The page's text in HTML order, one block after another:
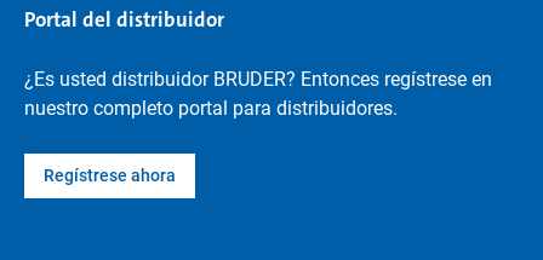
Portal del distribuidor
¿Es usted distribuidor BRUDER? Entonces regístrese en
nuestro completo portal para distribuidores.
Regístrese ahora